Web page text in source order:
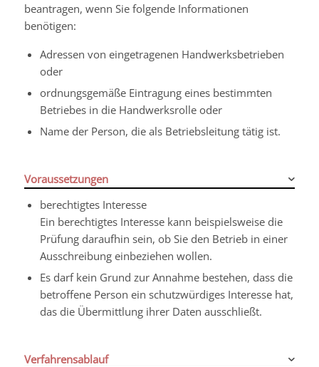
beantragen, wenn Sie folgende Informationen
benötigen:
Adressen von eingetragenen Handwerksbetrieben
oder
ordnungsgemäße Eintragung eines bestimmten
Betriebes in die Handwerksrolle oder
Name der Person, die als Betriebsleitung tätig ist.
Voraussetzungen
berechtigtes Interesse
Ein berechtigtes Interesse kann beispielsweise die
Prüfung daraufhin sein, ob Sie den Betrieb in einer
Ausschreibung einbeziehen wollen.
Es darf kein Grund zur Annahme bestehen, dass die
betroffene Person ein schutzwürdiges Interesse hat,
das die Übermittlung ihrer Daten ausschließt.
Verfahrensablauf